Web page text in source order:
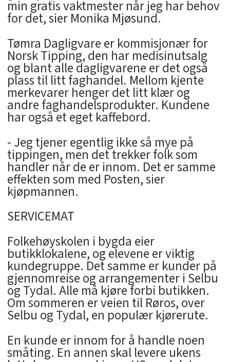
min gratis vaktmester når jeg har behov
for det, sier Monika Mjøsund.
Tømra Dagligvare er kommisjonær for
Norsk Tipping, den har medisinutsalg
og blant alle dagligvarene er det også
plass til litt faghandel. Mellom kjente
merkevarer henger det litt klær og
andre faghandelsprodukter. Kundene
har også et eget kaffebord.
- Jeg tjener egentlig ikke så mye på
tippingen, men det trekker folk som
handler når de er innom. Det er samme
effekten som med Posten, sier
kjøpmannen.
SERVICEMAT
Folkehøyskolen i bygda eier
butikklokalene, og elevene er viktig
kundegruppe. Det samme er kunder på
gjennomreise og arrangementer i Selbu
og Tydal. Alle må kjøre forbi butikken.
Om sommeren er veien til Røros, over
Selbu og Tydal, en populær kjørerute.
En kunde er innom for å handle noen
småting. En annen skal levere ukens